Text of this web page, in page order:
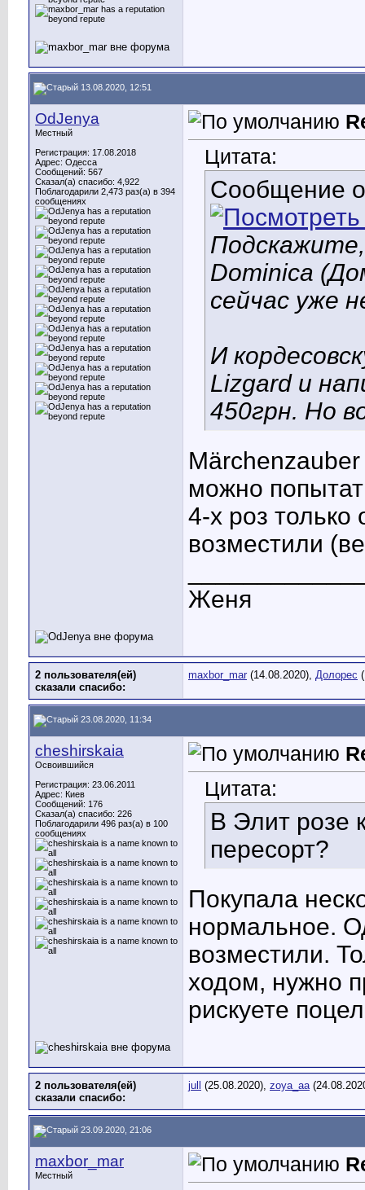
13.08.2020, 12:51
OdJenya
Местный
Регистрация: 17.08.2018
Адрес: Одесса
Сообщений: 567
Сказал(а) спасибо: 4,922
Поблагодарили 2,473 раз(а) в 394
сообщениях
Цитата:
Сообщение
Dominica
сейчас уже
И
Lizgard и
450грн. Но
можно
4-х роз только
возместили
Женя
2 пользователя(ей)
сказали cпасибо:
maxbor_mar (14.08.2020), Долорес
23.08.2020, 11:34
cheshirskaia
Освоившийся
Регистрация: 23.06.2011
Адрес: Киев
Сообщений: 176
Сказал(а) спасибо: 226
Поблагодарили 496 раз(а) в 100
сообщениях
Цитата:
В Элит розе
пересорт?
Покупала
нормальное.
возместили.
ходом, нужно
рискуете
2 пользователя(ей)
сказали cпасибо:
jull (25.08.2020), zoya_aa
23.09.2020, 21:06
maxbor_mar
Местный